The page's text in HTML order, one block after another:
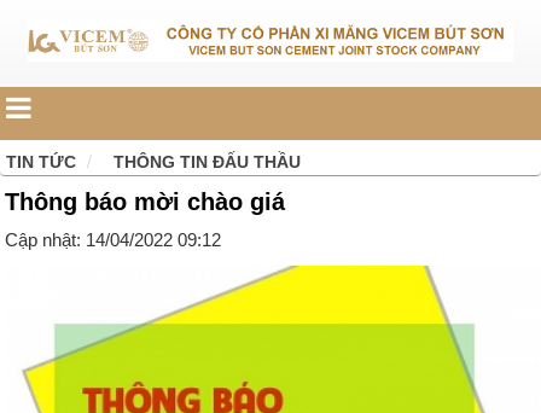
TIN TỨC THÔNG TIN ĐẤU THẦU
Thông báo mời chào giá
Cập nhật: 14/04/2022 09:12